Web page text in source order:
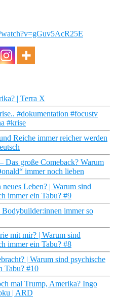
| Terra X
#dokumentation #focustv
#krise
Reiche immer reicher werden
große Comeback? Warum
immer noch lieben
Leben? | Warum sind
immer ein Tabu? #9
immer so
mit mir? | Warum sind
immer ein Tabu? #8
| Warum sind psychische
Tabu? #10
mal Trump, Amerika? Ingo
| ARD